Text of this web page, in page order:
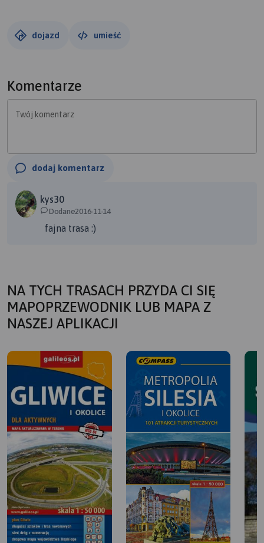
dojazd umieść
Komentarze
Twój komentarz
dodaj komentarz
kys30
Dodane2016-11-14
fajna trasa :)
NA TYCH TRASACH PRZYDA CI SIĘ
MAPOPRZEWODNIK LUB MAPA Z
NASZEJ APLIKACJI